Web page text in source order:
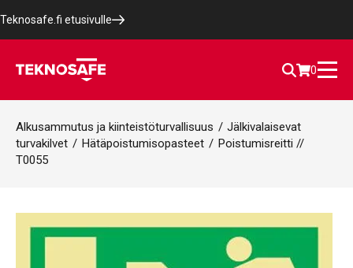
Teknosafe.fi etusivulle
0
Alkusammutus ja kiinteistöturvallisuus / Jälkivalaisevat
turvakilvet / Hätäpoistumisopasteet / Poistumisreitti //
T0055